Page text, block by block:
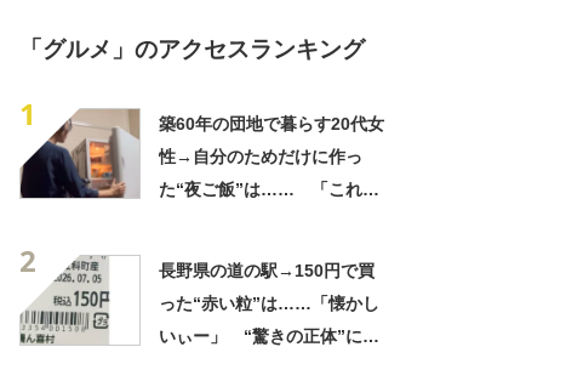
「グルメ」のアクセスランキング
1
築60年の団地で暮らす20代女
性→自分のためだけに作っ
た“夜ご飯”は…… 「これぞ
2
長野県の道の駅→150円で買
った“赤い粒”は……「懐かし
いぃー」 “驚きの正体”に